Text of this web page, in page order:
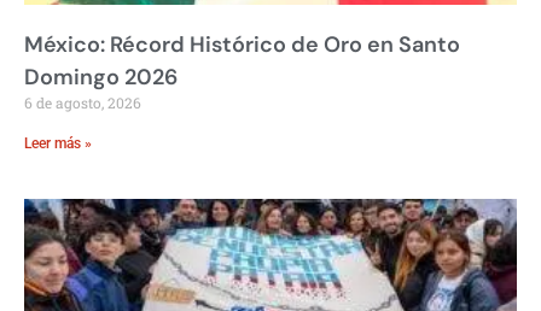
México: Récord Histórico de Oro en Santo
Domingo 2026
6 de agosto, 2026
Leer más »